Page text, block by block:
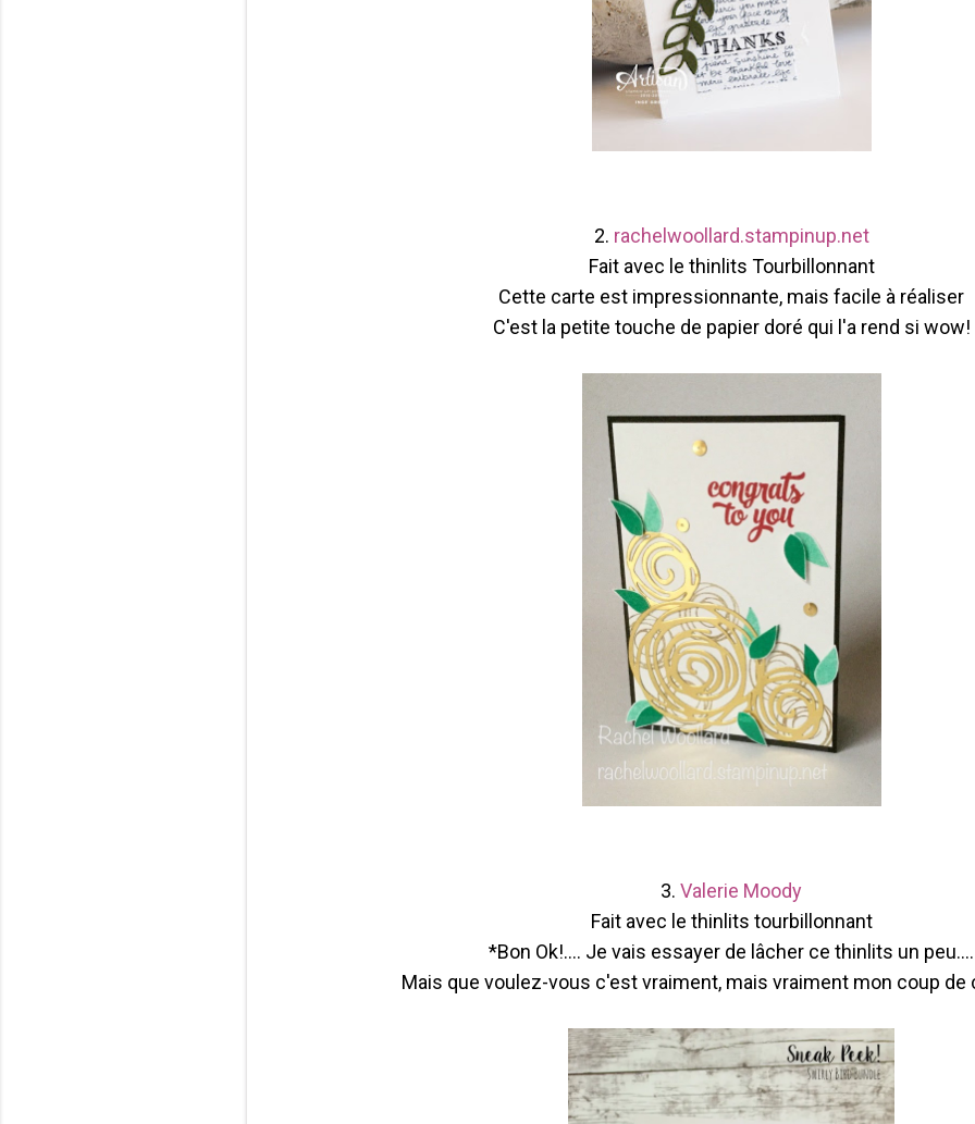
2. rachelwoollard.stampinup.net
Fait avec le thinlits Tourbillonnant
Cette carte est impressionnante, mais facile à réaliser
C'est la petite touche de papier doré qui l'a rend si wow!
3. Valerie Moody
Fait avec le thinlits tourbillonnant
*Bon Ok!.... Je vais essayer de lâcher ce thinlits un peu....
Mais que voulez-vous c'est vraiment, mais vraiment mon coup de